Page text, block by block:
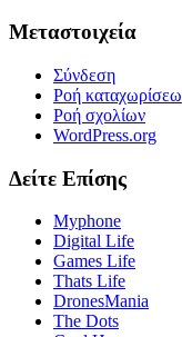
Μεταστοιχεία
Σύνδεση
Ροή
Ροή σχολίων
WordPress.org
Δείτε Επίσης
Myphone
Digital Life
Games Life
Thats Life
DronesMania
The Dots